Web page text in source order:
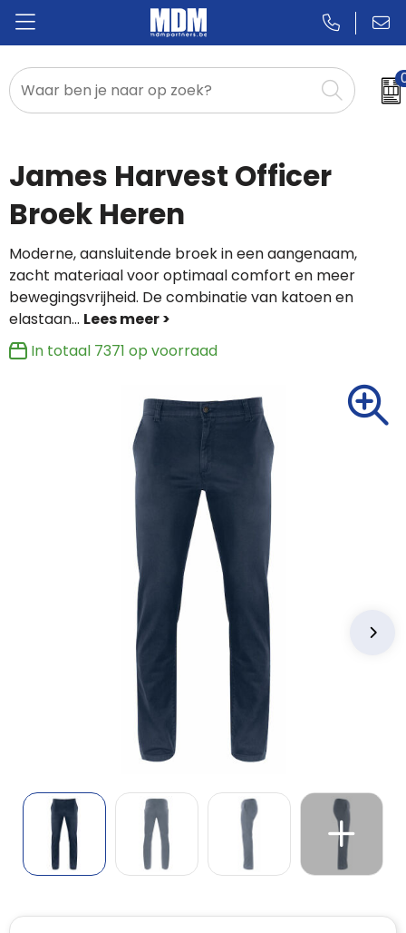
Relatiegeschenken
Promotietextiel
Sportkleding
James Harvest Officer
Broek Heren
Moderne, aansluitende broek in een aangenaam,
zacht materiaal voor optimaal comfort en meer
bewegingsvrijheid. De combinatie van katoen en
elastaan...
In totaal 7371 op voorraad